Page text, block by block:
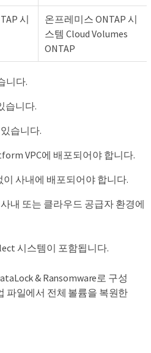
시
온프레미스 ONTAP 시
스템 Cloud Volumes
ONTAP
니다.
습니다.
습니다.
VPC에 배포되어야 합니다.
사내에 배포되어야 합니다.
내 또는 클라우드 공급자 환경에
시스템이 포함됩니다.
& Ransomware로 구성
파일에서 전체 볼륨을 복원한